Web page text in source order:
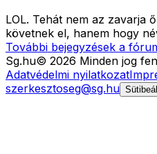
LOL. Tehát nem az zavarja
követnek el, hanem hogy
További bejegyzések a
Sg.hu© 2026 Minden jog
Adatvédelmi nyilatkozat
szerkesztoseg@sg.hu